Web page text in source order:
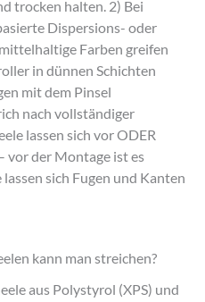
trocken halten. 2) Bei
Dispersions- oder
Farben greifen
in dünnen Schichten
mit dem Pinsel
nach vollständiger
lassen sich vor ODER
vor der Montage ist es
sich Fugen und Kanten
kann man streichen?
aus Polystyrol (XPS) und